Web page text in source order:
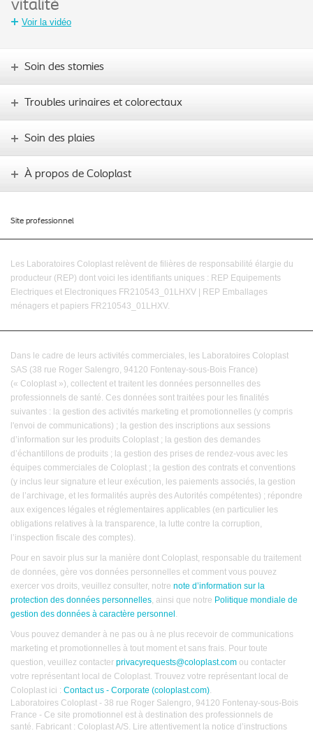
vitalité
Voir la vidéo
Soin des stomies
Troubles urinaires et colorectaux
Soin des plaies
À propos de Coloplast
Site professionnel
Les Laboratoires Coloplast relèvent de filières de responsabilité élargie du
producteur (REP) dont voici les identifiants uniques : REP Equipements
Electriques et Electroniques FR210543_01LHXV | REP Emballages
ménagers et papiers FR210543_01LHXV.
Dans le cadre de leurs activités commerciales, les Laboratoires Coloplast
SAS (38 rue Roger Salengro, 94120 Fontenay-sous-Bois France)
(« Coloplast »), collectent et traitent les données personnelles des
professionnels de santé. Ces données sont traitées pour les finalités
suivantes : la gestion des activités marketing et promotionnelles (y compris
l'envoi de communications) ; la gestion des inscriptions aux sessions
d’information sur les produits Coloplast ; la gestion des demandes
d’échantillons de produits ; la gestion des prises de rendez-vous avec les
équipes commerciales de Coloplast ; la gestion des contrats et conventions
(y inclus leur signature et leur exécution, les paiements associés, la gestion
de l’archivage, et les formalités auprès des Autorités compétentes) ; répondre
aux exigences légales et réglementaires applicables (en particulier les
obligations relatives à la transparence, la lutte contre la corruption,
l’inspection fiscale des comptes).
Pour en savoir plus sur la manière dont Coloplast, responsable du traitement
de données, gère vos données personnelles et comment vous pouvez
exercer vos droits, veuillez consulter, notre note d’information sur la
protection des données personnelles, ainsi que notre Politique mondiale de
gestion des données à caractère personnel .
Vous pouvez demander à ne pas ou à ne plus recevoir de communications
marketing et promotionnelles à tout moment et sans frais. Pour toute
question, veuillez contacter privacyrequests@coloplast.com ou contacter
votre représentant local de Coloplast. Trouvez votre représentant local de
Coloplast ici : Contact us - Corporate (coloplast.com).
Laboratoires Coloplast - 38 rue Roger Salengro, 94120 Fontenay-sous-Bois
France - Ce site promotionnel est à destination des professionnels de
santé. Fabricant : Coloplast A/S. Lire attentivement la notice d’instructions